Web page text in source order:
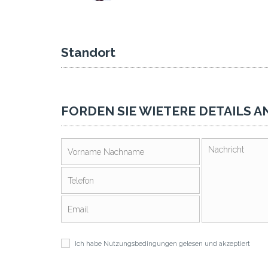
Standort
FORDEN SIE WIETERE DETAILS
Ich habe Nutzungsbedingungen gelesen und akzeptiert